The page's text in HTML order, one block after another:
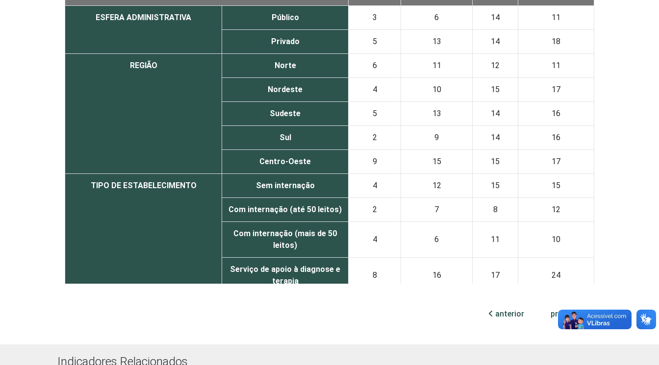
ESFERA ADMINISTRATIVA Público 3 6 14 11
Privado 5 13 14 18
REGIÃO Norte 6 11 12 11
Nordeste 4 10 15 17
Sudeste 5 13 14 16
Sul 2 9 14 16
Centro-Oeste 9 15 15 17
TIPO DE ESTABELECIMENTO Sem internação 4 12 15 15
Com internação (até 50 leitos) 2 7 8 12
Com internação (mais de 50
leitos)
4 6 11 10
Serviço de apoio à diagnose e
terapia
8 16 17 24
17
anterior próxima
Indicadores Relacionados